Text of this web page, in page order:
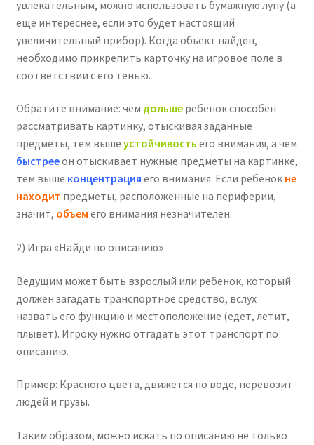
увлекательным, можно использовать бумажную лупу (а
еще интереснее, если это будет настоящий
увеличительный прибор). Когда объект найден,
необходимо прикрепить карточку на игровое поле в
соответствии с его тенью.
Обратите внимание: чем дольшеребенок способен
рассматривать картинку, отыскивая заданные
предметы, тем выше устойчивость его внимания, а чем
быстрееон отыскивает нужные предметы на картинке,
тем выше концентрация его внимания. Если ребенок не
находит предметы, расположенные на периферии,
значит, объем его внимания незначителен.
2) Игра «Найди по описанию»
Ведущим может быть взрослый или ребенок, который
должен загадать транспортное средство, вслух
назвать его функцию и местоположение (едет, летит,
плывет). Игроку нужно отгадать этот транспорт по
описанию.
Пример: Красного цвета, движется по воде, перевозит
людей и грузы.
Таким образом, можно искать по описанию не только